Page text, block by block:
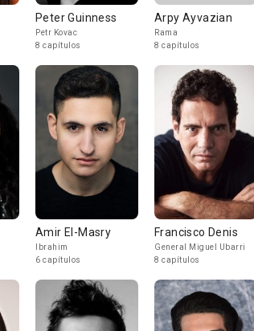
Peter Guinness
Petr Kovac
8 capítulos
Arpy Ayvazian
Rama
8 capítulos
Amir El-Masry
Ibrahim
6 capítulos
Francisco Denis
General Miguel Ubarri
8 capítulos